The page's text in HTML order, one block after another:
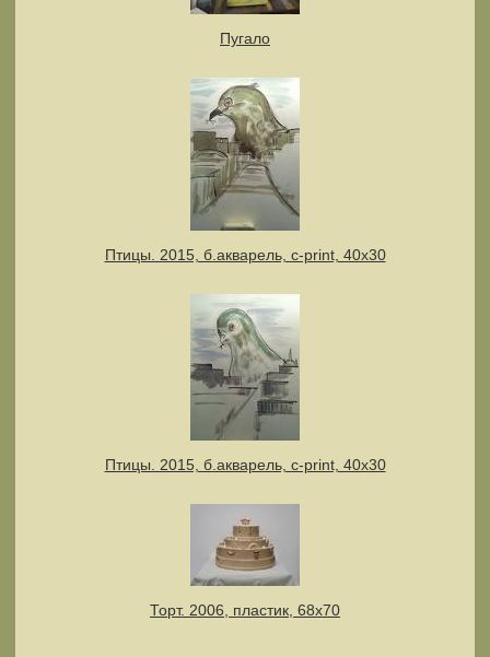
Пугало
Птицы. 2015, б.акварель, c-print, 40х30
Птицы. 2015, б.акварель, c-print, 40х30
Торт. 2006, пластик, 68х70